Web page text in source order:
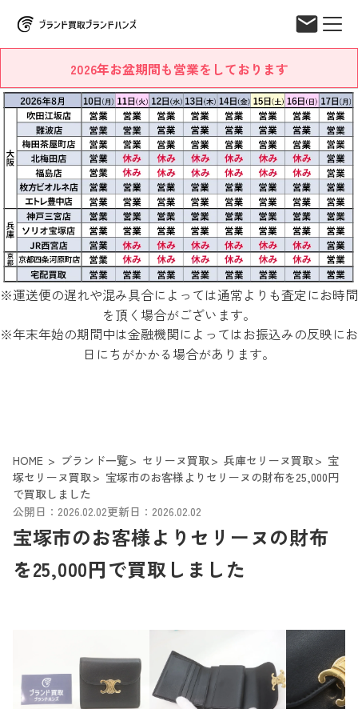
2026年お盆期間も営業をしております
※運送便の遅れや混み具合によっては通常よりも査定にお時間
を頂く場合がございます。
※年末年始の期間中は金融機関によってはお振込みの反映にお
日にちがかかる場合があります。
HOME ブランド一覧 セリーヌ買取 兵庫セリーヌ買取
宝
塚セリーヌ買取
宝塚市のお客様よりセリーヌの財布を25,000円
で買取しました
公開日：2026.02.02更新日：2026.02.02
宝塚市のお客様よりセリーヌの財布
を25,000円で買取しました